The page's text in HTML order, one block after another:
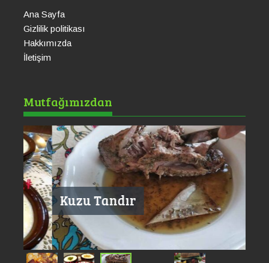
Ana Sayfa
Gizlilik politikası
Hakkımızda
İletişim
Mutfağımızdan
Kuzu Tandır